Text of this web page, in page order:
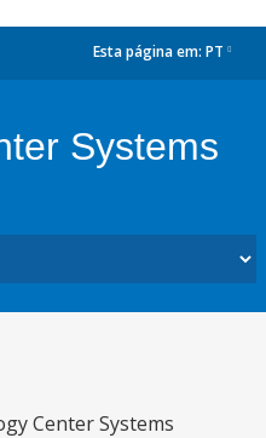
Esta página em: PT
Systems
Center Systems